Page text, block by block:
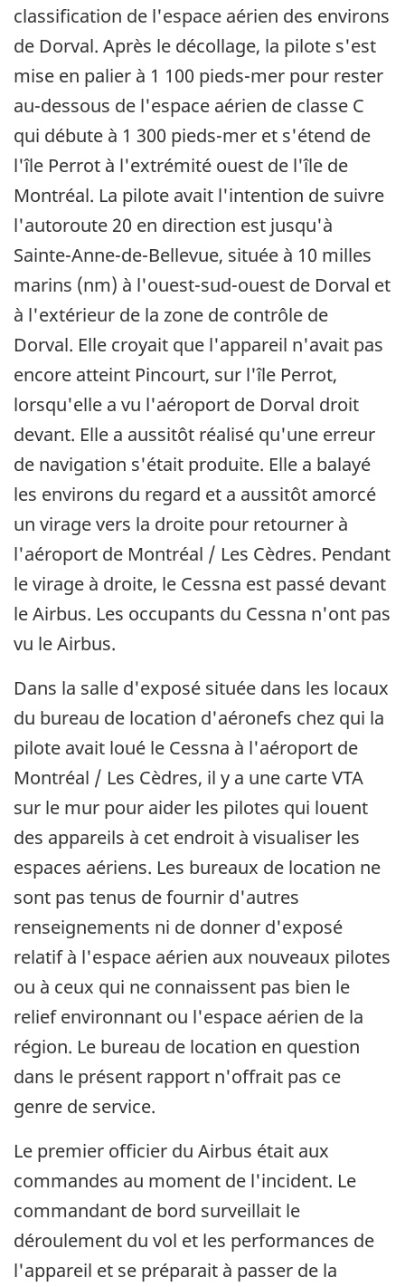
classification de l'espace aérien des environs
de Dorval. Après le décollage, la pilote s'est
mise en palier à 1 100 pieds-mer pour rester
au-dessous de l'espace aérien de classe C
qui débute à 1 300 pieds-mer et s'étend de
l'île Perrot à l'extrémité ouest de l'île de
Montréal. La pilote avait l'intention de suivre
l'autoroute 20 en direction est jusqu'à
Sainte-Anne-de-Bellevue, située à 10 milles
marins (nm) à l'ouest-sud-ouest de Dorval et
à l'extérieur de la zone de contrôle de
Dorval. Elle croyait que l'appareil n'avait pas
encore atteint Pincourt, sur l'île Perrot,
lorsqu'elle a vu l'aéroport de Dorval droit
devant. Elle a aussitôt réalisé qu'une erreur
de navigation s'était produite. Elle a balayé
les environs du regard et a aussitôt amorcé
un virage vers la droite pour retourner à
l'aéroport de Montréal / Les Cèdres. Pendant
le virage à droite, le Cessna est passé devant
le Airbus. Les occupants du Cessna n'ont pas
vu le Airbus.
Dans la salle d'exposé située dans les locaux
du bureau de location d'aéronefs chez qui la
pilote avait loué le Cessna à l'aéroport de
Montréal / Les Cèdres, il y a une carte VTA
sur le mur pour aider les pilotes qui louent
des appareils à cet endroit à visualiser les
espaces aériens. Les bureaux de location ne
sont pas tenus de fournir d'autres
renseignements ni de donner d'exposé
relatif à l'espace aérien aux nouveaux pilotes
ou à ceux qui ne connaissent pas bien le
relief environnant ou l'espace aérien de la
région. Le bureau de location en question
dans le présent rapport n'offrait pas ce
genre de service.
Le premier officier du Airbus était aux
commandes au moment de l'incident. Le
commandant de bord surveillait le
déroulement du vol et les performances de
l'appareil et se préparait à passer de la